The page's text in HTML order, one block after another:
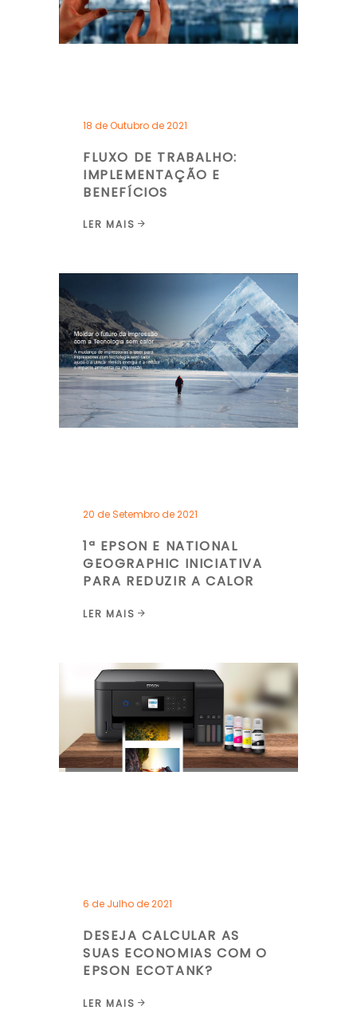
18 de Outubro de 2021
FLUXO DE TRABALHO:
IMPLEMENTAÇÃO E
BENEFÍCIOS
LER MAIS
20 de Setembro de 2021
1ª EPSON E NATIONAL
GEOGRAPHIC INICIATIVA
PARA REDUZIR A CALOR
LER MAIS
6 de Julho de 2021
DESEJA CALCULAR AS
SUAS ECONOMIAS COM O
EPSON ECOTANK?
LER MAIS